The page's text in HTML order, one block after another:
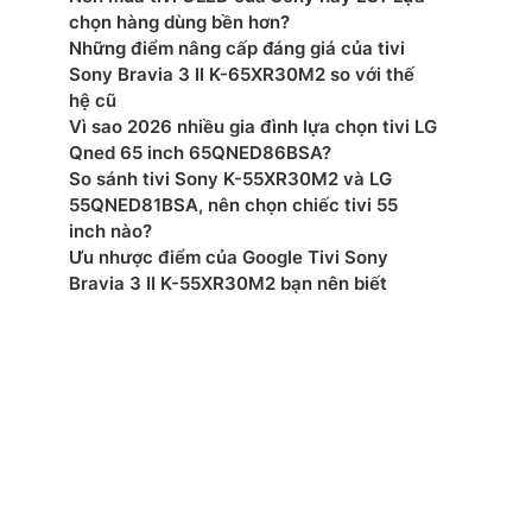
từ xa: Có
AC220-240 V~ 50/60 Hz
thụ nguồn (Tối đa): 170 W
đóng gói: 1578 x 930 x 142 mm
đóng gói: 19.8 kg
tivi có chân đế: 1444.1 x 882.2 x 222 mm
chọn hàng dùng bền hơn?
Những điểm nâng cấp đáng giá của tivi
Sony Bravia 3 II K-65XR30M2 so với thế
hệ cũ
Vì sao 2026 nhiều gia đình lựa chọn tivi LG
Qned 65 inch 65QNED86BSA?
So sánh tivi Sony K-55XR30M2 và LG
55QNED81BSA, nên chọn chiếc tivi 55
inch nào?
Ưu nhược điểm của Google Tivi Sony
Bravia 3 II K-55XR30M2 bạn nên biết